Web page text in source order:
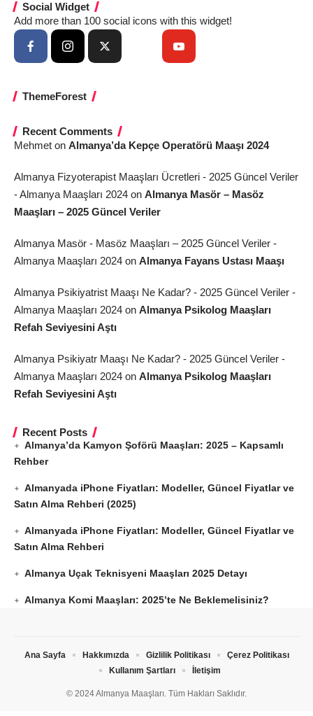
Social Widget
Add more than 100 social icons with this widget!
ThemeForest
Recent Comments
Mehmet on Almanya’da Kepçe Operatörü Maaşı 2024
Almanya Fizyoterapist Maaşları Ücretleri - 2025 Güncel Veriler
- Almanya Maaşları 2024 on Almanya Masör – Masöz
Maaşları – 2025 Güncel Veriler
Almanya Masör - Masöz Maaşları – 2025 Güncel Veriler -
Almanya Maaşları 2024 on Almanya Fayans Ustası Maaşı
Almanya Psikiyatrist Maaşı Ne Kadar? - 2025 Güncel Veriler -
Almanya Maaşları 2024 on Almanya Psikolog Maaşları
Refah Seviyesini Aştı
Almanya Psikiyatr Maaşı Ne Kadar? - 2025 Güncel Veriler -
Almanya Maaşları 2024 on Almanya Psikolog Maaşları
Refah Seviyesini Aştı
Recent Posts
Almanya’da Kamyon Şoförü Maaşları: 2025 – Kapsamlı
Rehber
Almanyada iPhone Fiyatları: Modeller, Güncel Fiyatlar ve
Satın Alma Rehberi (2025)
Almanyada iPhone Fiyatları: Modeller, Güncel Fiyatlar ve
Satın Alma Rehberi
Almanya Uçak Teknisyeni Maaşları 2025 Detayı
Almanya Komi Maaşları: 2025’te Ne Beklemelisiniz?
© 2024 Almanya Maaşları. Tüm Hakları Saklıdır.
Ana Sayfa Hakkımızda Gizlilik Politikası
Çerez Politikası
Kullanım Şartları
İletişim